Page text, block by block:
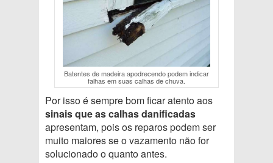
Batentes de madeira apodrecendo podem indicar
falhas em suas calhas de chuva.
Por isso é sempre bom ficar atento aos
sinais que as calhas danificadas
apresentam, pois os reparos podem ser
muito maiores se o vazamento não for
solucionado o quanto antes.